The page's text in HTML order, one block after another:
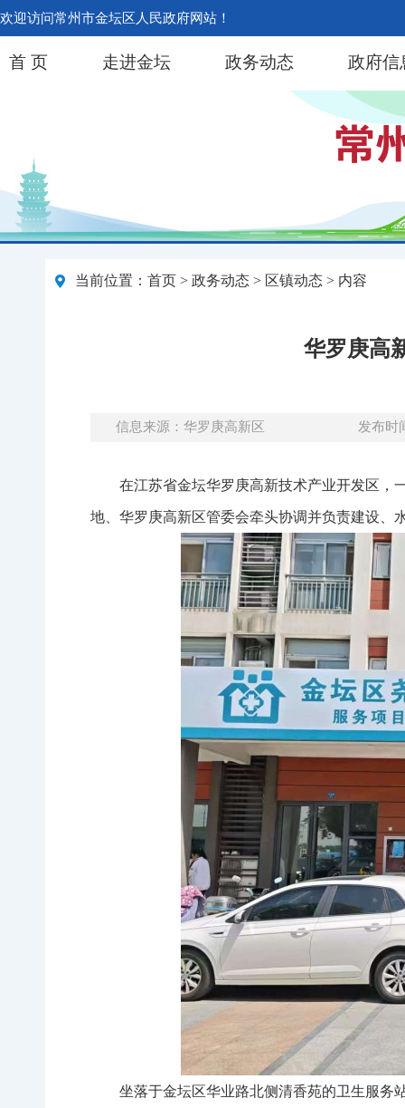
欢迎访问常州市金坛区人民政府网站！
首 页 走进金坛 政务动态 政府信
当前位置： 首页 > 政务动态 > 区镇动态 > 内容
华罗庚高
信息来源：华罗庚高新区 发布时
在江苏省金坛华罗庚高新技术产业开发区，
地、华罗庚高新区管委会牵头协调并负责建设、
坐落于金坛区华业路北侧清香苑的卫生服务